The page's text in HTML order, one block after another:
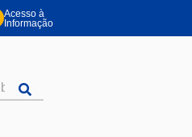
Acesso à
Informação